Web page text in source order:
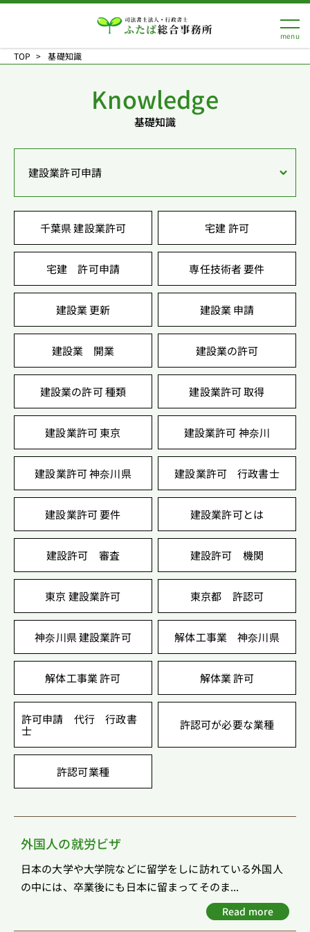
TOP 基礎知識
Knowledge
基礎知識
建設業許可申請
千葉県 建設業許可 宅建 許可
宅建 許可申請 専任技術者 要件
建設業 更新 建設業 申請
建設業 開業 建設業の許可
建設業の許可 種類 建設業許可 取得
建設業許可 東京 建設業許可 神奈川
建設業許可 神奈川県 建設業許可 行政書士
建設業許可 要件 建設業許可とは
建設許可 審査 建設許可 機関
東京 建設業許可 東京都 許認可
神奈川県 建設業許可 解体工事業 神奈川県
解体工事業 許可 解体業 許可
許可申請 代行 行政書
士
許認可が必要な業種
許認可業種
外国人の就労ビザ
日本の大学や大学院などに留学をしに訪れている外国人
の中には、卒業後にも日本に留まってそのま...
Read more